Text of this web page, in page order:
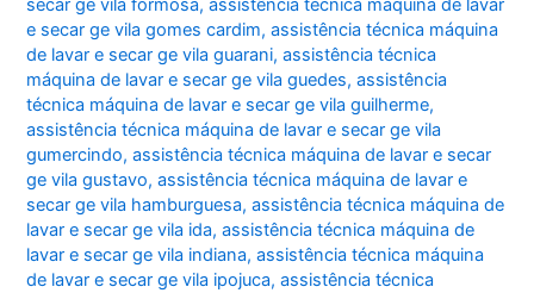
secar ge vila formosa,assistência técnica máquina de lavar
e secar ge vila gomes cardim,assistência técnica máquina
de lavar e secar ge vila guarani,assistência técnica
máquina de lavar e secar ge vila guedes,assistência
técnica máquina de lavar e secar ge vila guilherme,
assistência técnica máquina de lavar e secar ge vila
gumercindo,assistência técnica máquina de lavar e secar
ge vila gustavo,assistência técnica máquina de lavar e
secar ge vila hamburguesa,assistência técnica máquina de
lavar e secar ge vila ida,assistência técnica máquina de
lavar e secar ge vila indiana,assistência técnica máquina
de lavar e secar ge vila ipojuca,assistência técnica